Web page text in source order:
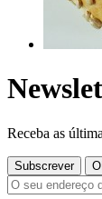
Receba as